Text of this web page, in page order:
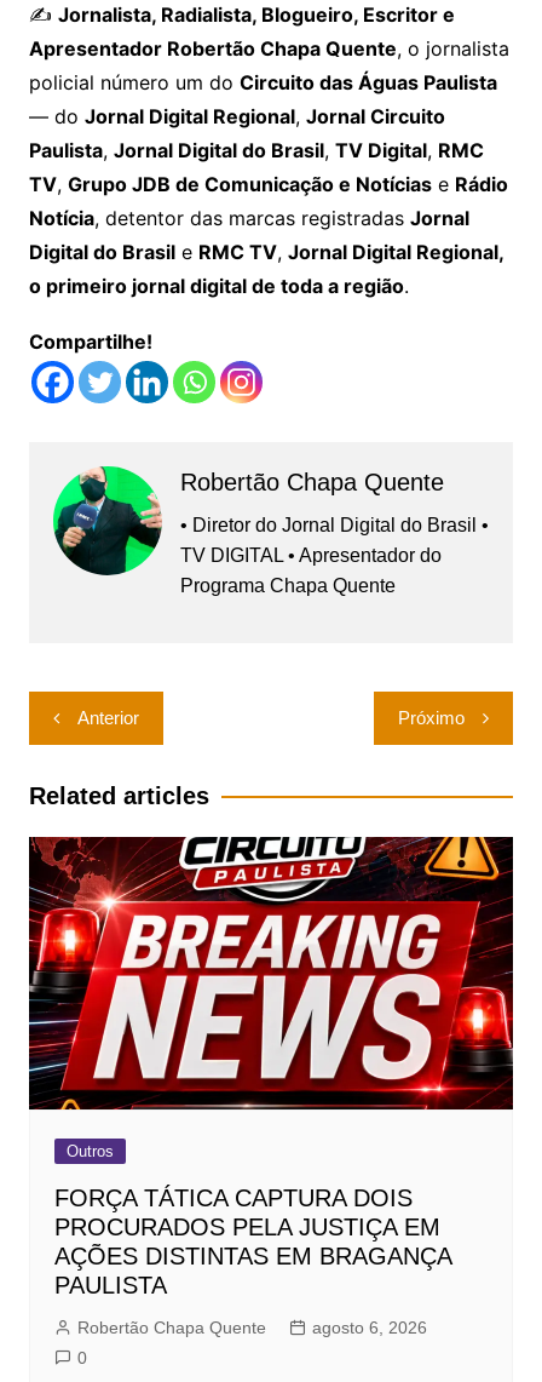
✍️ Jornalista, Radialista, Blogueiro, Escritor e
Apresentador Robertão Chapa Quente, o jornalista
policial número um do Circuito das Águas Paulista
— do Jornal Digital Regional, Jornal Circuito
Paulista, Jornal Digital do Brasil, TV Digital, RMC
TV, Grupo JDB de Comunicação e Notíciase Rádio
Notícia, detentor das marcas registradas Jornal
Digital do Brasile RMC TV, Jornal Digital Regional,
o primeiro jornal digital de toda a região.
Compartilhe!
Robertão Chapa Quente
• Diretor do Jornal Digital do Brasil •
TV DIGITAL • Apresentador do
Programa Chapa Quente
Navegação
de
Post
Anterior Próximo
Related articles
Outros
FORÇA TÁTICA CAPTURA DOIS
PROCURADOS PELA JUSTIÇA EM
AÇÕES DISTINTAS EM BRAGANÇA
PAULISTA
Robertão Chapa Quente
agosto 6, 2026
0